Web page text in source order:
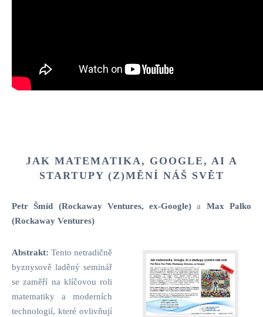
JAK MATEMATIKA, GOOGLE, AI A
STARTUPY (Z)MĚNÍ NÁŠ SVĚT
Petr Šmíd (Rockaway Ventures, ex-Google)a Max Palko
(Rockaway Ventures)
Abstrakt: Tento netradičně
byznysově laděný seminář
se zaměří na klíčovou roli
matematiky a moderních
technologií, které ovlivňují